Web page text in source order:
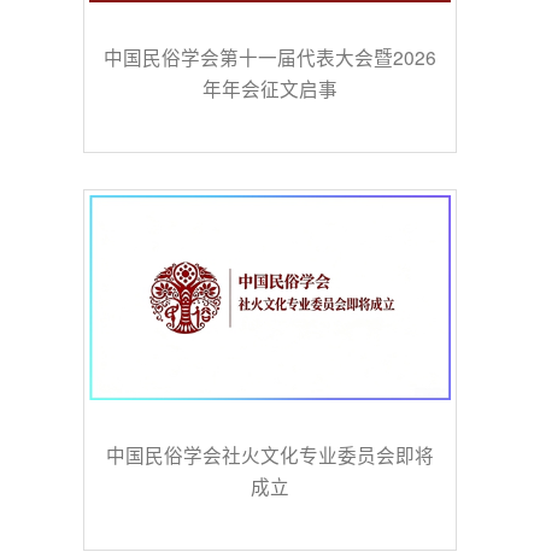
中国民俗学会第十一届代表大会暨2026
年年会征文启事
中国民俗学会社火文化专业委员会即将
成立